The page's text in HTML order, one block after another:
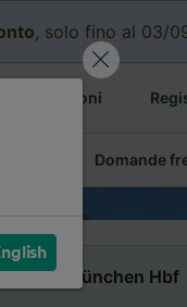
, solo fino al 03/
prenotazioni
Domande